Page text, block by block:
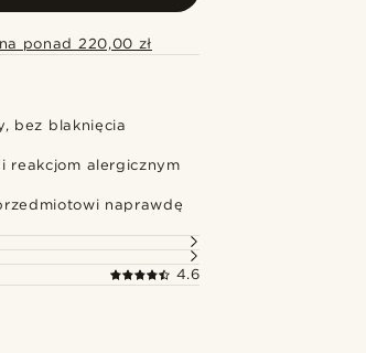
ponad 220,00 zł
bez blaknięcia
reakcjom alergicznym
naprawdę
4.6